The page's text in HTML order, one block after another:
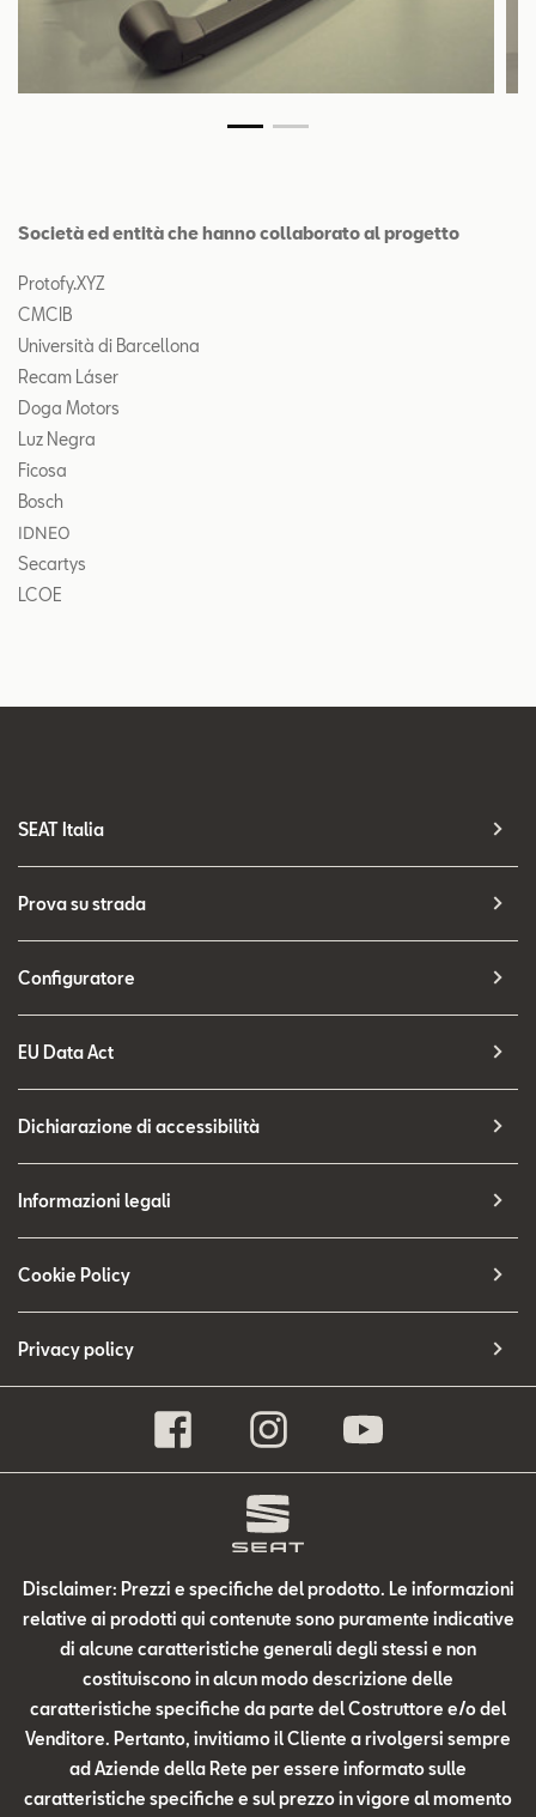
Società ed entità che hanno collaborato al progetto
Protofy.XYZ
CMCIB
Università di Barcellona
Recam Láser
Doga Motors
Luz Negra
Ficosa
Bosch
IDNEO
Secartys
LCOE
SEAT Italia
Prova su strada
Configuratore
EU Data Act
Dichiarazione di accessibilità
Informazioni legali
Cookie Policy
Privacy policy
Disclaimer: Prezzi e specifiche del prodotto. Le informazioni
relative ai prodotti qui contenute sono puramente indicative
di alcune caratteristiche generali degli stessi e non
costituiscono in alcun modo descrizione delle
caratteristiche specifiche da parte del Costruttore e/o del
Venditore. Pertanto, invitiamo il Cliente a rivolgersi sempre
ad Aziende della Rete per essere informato sulle
caratteristiche specifiche e sul prezzo in vigore al momento